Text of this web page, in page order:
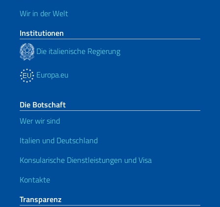
Wir in der Welt
Institutionen
Die italienische Regierung
Europa.eu
Die Botschaft
Wer wir sind
Italien und Deutschland
Konsularische Dienstleistungen und Visa
Kontakte
Transparenz